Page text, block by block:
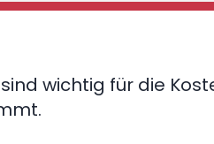
sind wichtig für die